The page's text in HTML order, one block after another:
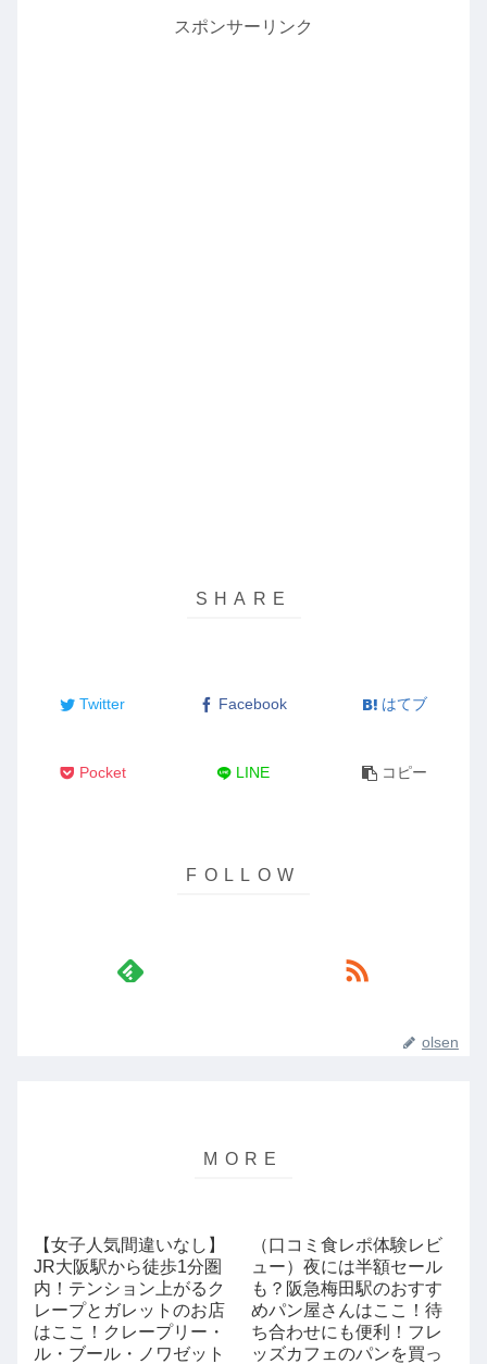
スポンサーリンク
Twitter Facebook はてブ
Pocket LINE コピー
olsen
【女子人気間違いなし】
JR大阪駅から徒歩1分圏
内！テンション上がるク
レープとガレットのお店
はここ！クレープリー・
ル・ブール・ノワゼット
（口コミ食レポ体験レビ
ュー）夜には半額セール
も？阪急梅田駅のおすす
めパン屋さんはここ！待
ち合わせにも便利！フレ
ッズカフェのパンを買っ